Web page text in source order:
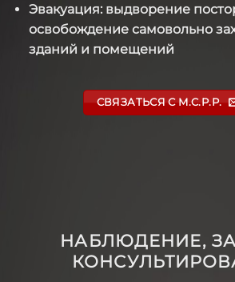
Эвакуация: выдворение
освобождение самовольно
зданий и помещений
СВЯЗАТЬСЯ С M.C.P.P.
НАБЛЮДЕНИЕ,